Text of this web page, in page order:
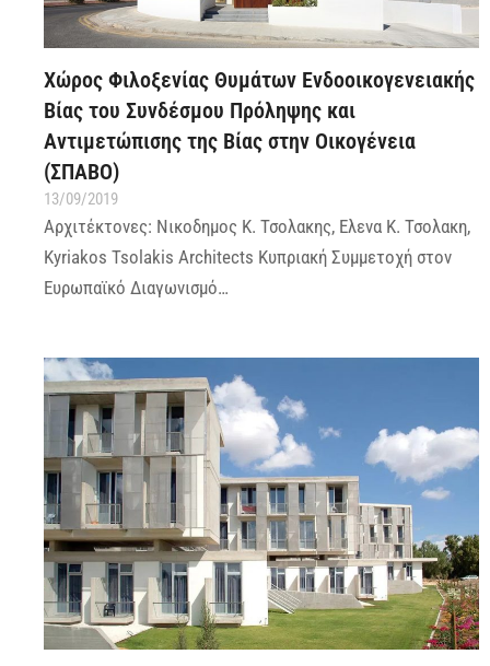
Χώρος Φιλοξενίας Θυμάτων Ενδοοικογενειακής
Βίας του Συνδέσμου Πρόληψης και
Αντιμετώπισης της Βίας στην Οικογένεια
(ΣΠΑΒΟ)
13/09/2019
Αρχιτέκτονες: Νικοδημος Κ. Τσολακης, Ελενα Κ. Τσολακη,
Kyriakos Tsolakis Architects Κυπριακή Συμμετοχή στον
Ευρωπαϊκό Διαγωνισμό…